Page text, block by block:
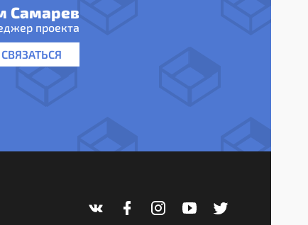
Самарев
проекта
СВЯЗАТЬСЯ